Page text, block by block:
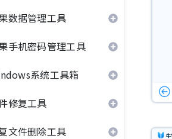
数据管理工具
手机密码管理工具
系统工具箱
修复工具
文件删除工具